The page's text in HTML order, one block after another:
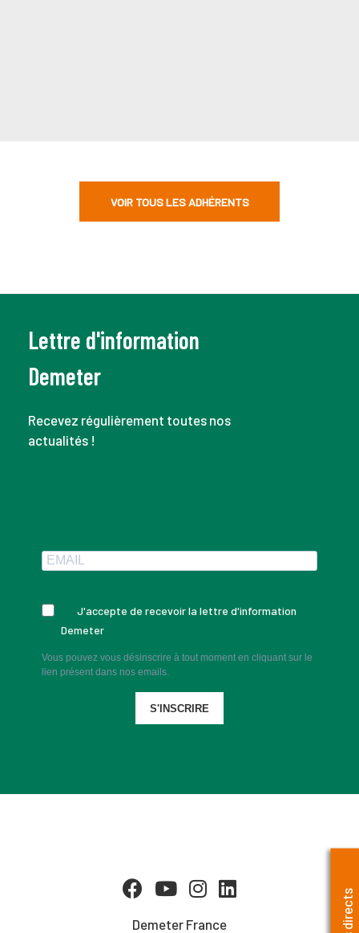
VOIR TOUS LES ADHÉRENTS
Lettre d'information
Demeter
Recevez régulièrement toutes nos
actualités !
J'accepte de recevoir la lettre d'information
Demeter
Vous pouvez vous désinscrire à tout moment en cliquant sur le
lien présent dans nos emails.
S'INSCRIRE
Demeter France